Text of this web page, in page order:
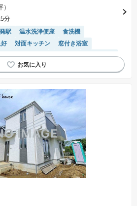
分
駅 温水洗浄便座
食洗機
好 対面キッチン
窓付き浴室
きインターホン ２面採光
浴室乾燥機